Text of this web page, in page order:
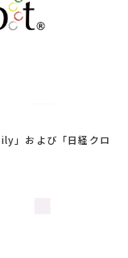
」および「日経クロ